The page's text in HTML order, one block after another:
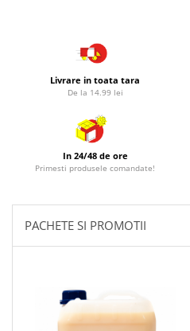
Livrare in toata tara
De la 14.99 lei
In 24/48 de ore
Primesti produsele comandate!
PACHETE SI PROMOTII